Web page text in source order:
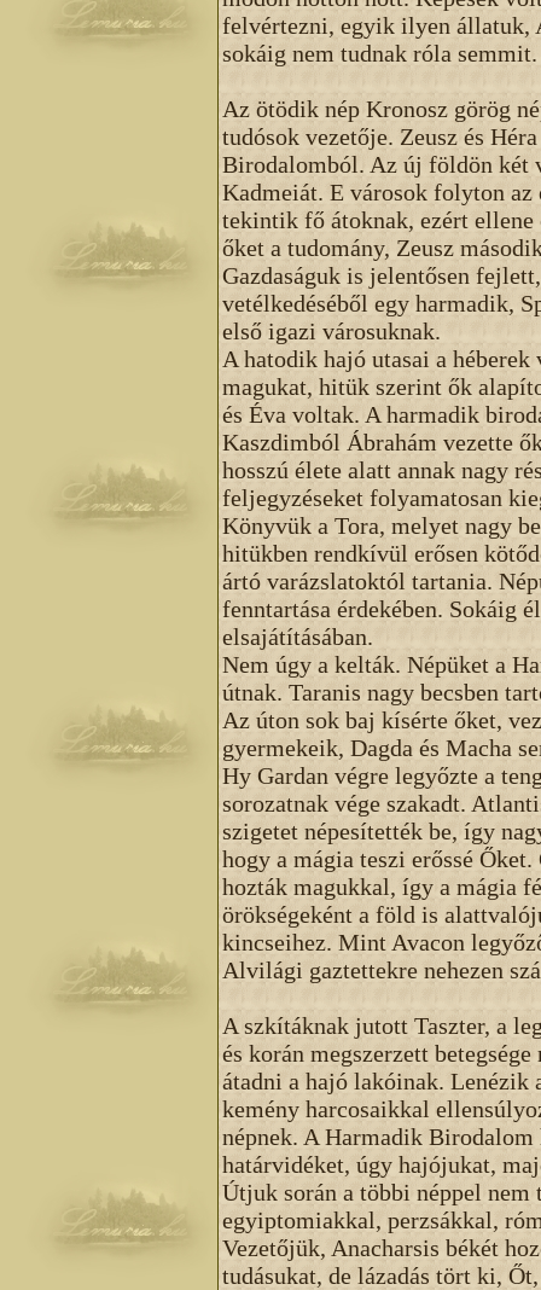
felvértezni, egyik ilyen állatuk,
sokáig nem tudnak róla semmit.
Az ötödik nép Kronosz görög
tudósok vezetője. Zeusz és
Birodalomból. Az új földön két
Kadmeiát. E városok folyton az
tekintik fő átoknak, ezért ellene
őket a tudomány, Zeusz
Gazdaságuk is jelentősen
vetélkedéséből egy harmadik,
első igazi városuknak.
A hatodik hajó utasai a
magukat, hitük szerint ők
és Éva voltak. A harmadik
Kaszdimból Ábrahám vezette
hosszú élete alatt annak nagy
feljegyzéseket folyamatosan
Könyvük a Tora, melyet nagy
hitükben rendkívül erősen
ártó varázslatoktól tartania.
fenntartása érdekében. Sokáig
elsajátításában.
Nem úgy a kelták. Népüket a
útnak. Taranis nagy becsben
Az úton sok baj kísérte őket,
gyermekeik, Dagda és Macha
Hy Gardan végre legyőzte a
sorozatnak vége szakadt.
szigetet népesítették be, így
hogy a mágia teszi erőssé
hozták magukkal, így a mágia
örökségeként a föld is
kincseihez. Mint Avacon
Alvilági gaztettekre nehezen
A szkítáknak jutott Taszter, a
és korán megszerzett
átadni a hajó lakóinak. Lenézik
kemény harcosaikkal
népnek. A Harmadik
határvidéket, úgy hajójukat,
Útjuk során a többi néppel
egyiptomiakkal, perzsákkal,
Vezetőjük, Anacharsis békét
tudásukat, de lázadás tört ki,